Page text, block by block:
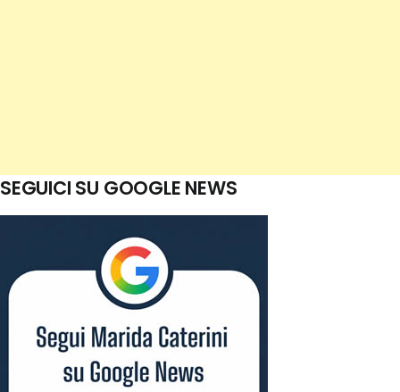
SEGUICI SU GOOGLE NEWS